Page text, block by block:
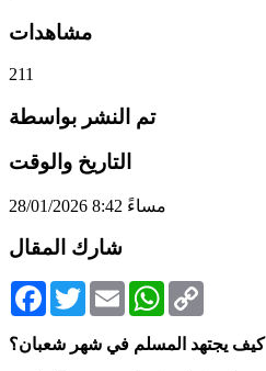
مشاهدات
211
تم النشر بواسطة
التاريخ والوقت
28/01/2026 8:42 مساءً
شارك المقال
Facebook
TwitterEmail WhatsApp
كيف يجتهد المسلم في شهر شعبان؟